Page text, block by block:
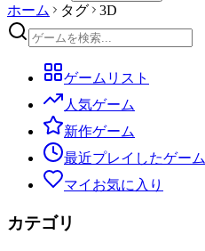
ホーム タグ 3D
ゲームリスト
人気ゲーム
新作ゲーム
最近プレイしたゲーム
マイお気に入り
カテゴリ